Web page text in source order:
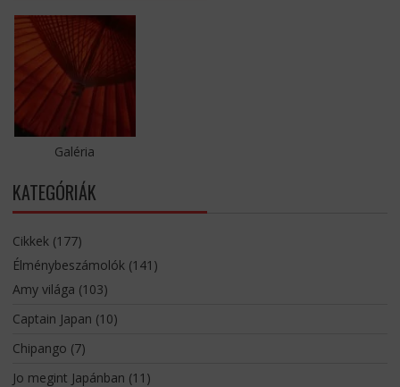
Galéria
KATEGÓRIÁK
Cikkek(177)
Élménybeszámolók(141)
Amy világa (103)
Captain Japan (10)
Chipango (7)
Jo megint Japánban (11)